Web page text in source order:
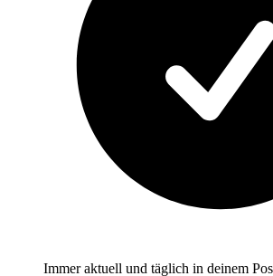
Immer aktuell und täglich in deinem